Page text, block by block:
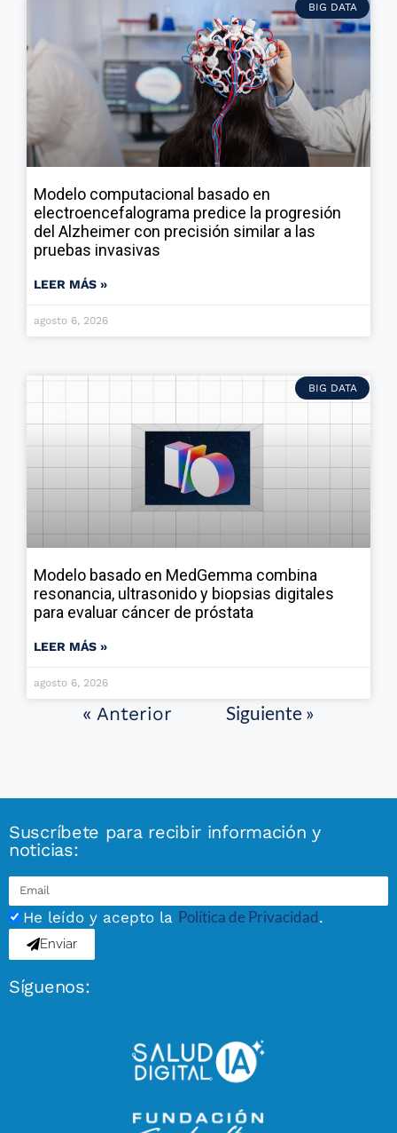
BIG DATA
Modelo computacional basado en
electroencefalograma predice la progresión
del Alzheimer con precisión similar a las
pruebas invasivas
LEER MÁS »
agosto 6, 2026
BIG DATA
Modelo basado en MedGemma combina
resonancia, ultrasonido y biopsias digitales
para evaluar cáncer de próstata
LEER MÁS »
agosto 6, 2026
« Anterior Siguiente »
Suscríbete para recibir información y
noticias:
He leído y acepto la Política de Privacidad.
Enviar
Síguenos: